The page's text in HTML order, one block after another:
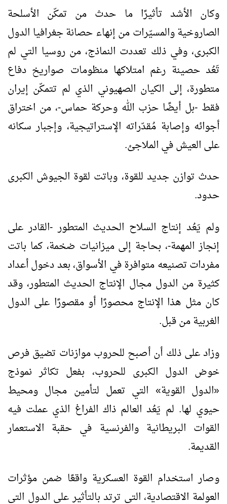
وكان الأشد تأثيرًا ما حدث من تمكّن الأسلحة
الصاروخية والمسيّرات من إنهاء حصانة جغرافيا الدول
الكبرى، وفي ذلك تعددت النماذج، من روسيا التي لم
تَعُد حصينة رغم امتلاكها منظومات صواريخ دفاع
متطورة، إلى الكيان الصهيوني الذي لم تتمكّن إيران
فقط -بل أيضًا حزب الله وحركة حماس-، من اختراق
أجوائه وإصابة مُقدّراته الإستراتيجية، وإجبار سكانه
على العيش في الملاجئ.
حدث توازن جديد للقوة، وباتت لقوة الجيوش الكبرى
حدود.
ولم يَعُد إنتاج السلاح الحديث المتطور -القادر على
إنجاز المهمة-، بحاجة إلى ميزانيات ضخمة، كما باتت
مفردات تصنيعه متوافرة في الأسواق، بعد دخول أعداد
كثيرة من الدول مجال الإنتاج الحديث المتطور، وقد
كان مثل هذا الإنتاج محصورًا أو مقصورًا على الدول
الغربية من قبل.
وزاد على ذلك أن أصبح للحروب موازنات تضيق فرص
خوض الدول الكبرى للحروب، بفعل تكاثر نموذج
«الدول القوية» التي تعمل لتأمين مجال ومحيط
حيوي لها. لم يَعُد العالم ذاك الفراغ الذي عملت فيه
القوات البريطانية والفرنسية في حقبة الاستعمار
القديمة.
وصار استخدام القوة العسكرية واقعًا ضمن مؤثرات
العولمة الاقتصادية، التي ترتد بالتأثير على الدول التي